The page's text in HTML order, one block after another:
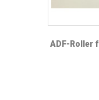
ADF-Roller